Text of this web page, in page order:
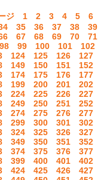
ジ 1 2 3 4 5 6
35 36 37 38 39
67 68 69 70 71
98 99 100 101 102
124 125 126 127
149 150 151 152
174 175 176 177
199 200 201 202
224 225 226 227
249 250 251 252
274 275 276 277
299 300 301 302
324 325 326 327
349 350 351 352
374 375 376 377
399 400 401 402
424 425 426 427